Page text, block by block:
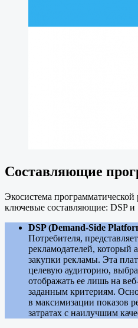
Составляющие
Экосистема
ключевые составляющие: DSP и
DSP (Demand-Side
Потребителя,
рекламодателей, который
закупки рекламы. Эта
целевую аудиторию,
отображать ее лишь на
заданным критериям.
в максимизации показов
затратах с наилучшим